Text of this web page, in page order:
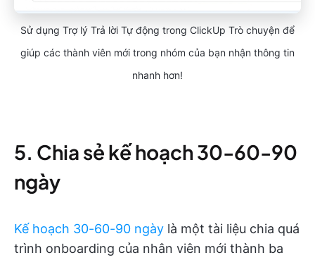
Sử dụng Trợ lý Trả lời Tự động trong ClickUp Trò chuyện để
giúp các thành viên mới trong nhóm của bạn nhận thông tin
nhanh hơn!
5. Chia sẻ kế hoạch 30-60-90
ngày
Kế hoạch 30-60-90 ngày là một tài liệu chia quá
trình onboarding của nhân viên mới thành ba